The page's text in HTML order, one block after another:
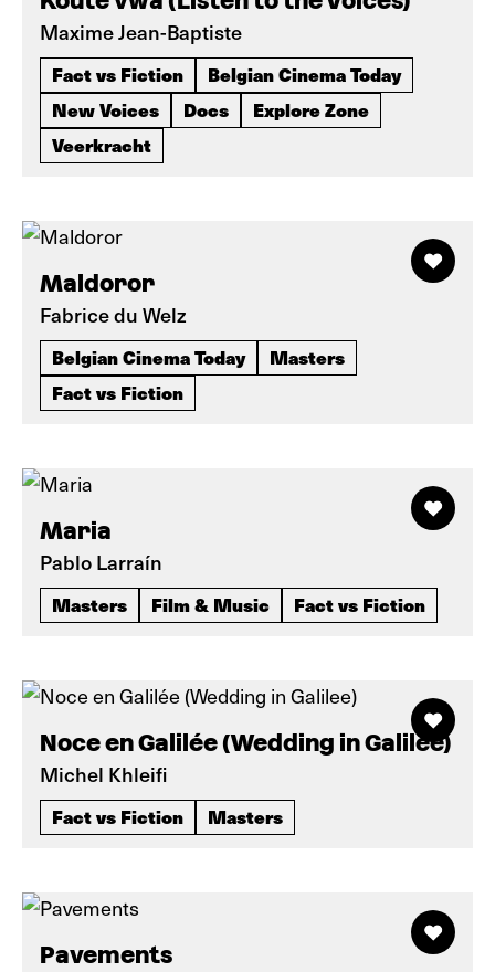
Maxime Jean-Baptiste
Fact vs Fiction
Belgian Cinema Today
New Voices
Docs
Explore Zone
Veerkracht
Maldoror
Fabrice du Welz
Belgian Cinema Today
Masters
Fact vs Fiction
Maria
Pablo Larraín
Masters Film & Music Fact vs Fiction
Noce en Galilée (Wedding in Galilee)
Michel Khleifi
Fact vs Fiction Masters
Pavements